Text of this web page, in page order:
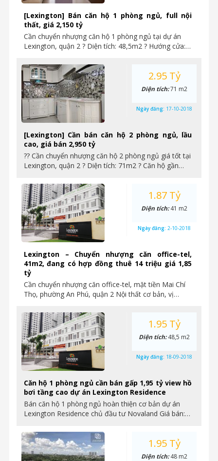
[Lexington] Bán căn hộ 1 phòng ngủ, full nội
thất, giá 2,150 tỷ
Cần chuyển nhượng căn hộ 1 phòng ngủ tại dự án
Lexington, quận 2 ? Diện tích: 48,5m2 ? Hướng cửa:…
[Lexington] Cần bán căn hộ 2 phòng ngủ, lầu
cao, giá bán 2,950 tỷ
?? Cần chuyển nhượng căn hộ 2 phòng ngủ giá tốt tại
Lexington, quận 2 ? Diện tích: 71m2 ? Căn hộ gần…
2.95 Tỷ
Diện tích:71 m2
Ngày đăng: 17-10-2018
Lexington – Chuyển nhượng căn office-tel,
41m2, đang có hợp đồng thuê 14 triệu giá 1,85
tỷ
Cần chuyển nhượng căn office-tel, mặt tiền Mai Chí
Thọ, phường An Phú, quận 2 Nội thất cơ bản, vị…
1.87 Tỷ
Diện tích:41 m2
Ngày đăng: 2-10-2018
Căn hộ 1 phòng ngủ cần bán gấp 1,95 tỷ view hồ
bơi tầng cao dự án Lexington Residence
Bán căn hộ 1 phòng ngủ hoàn thiện cơ bản dự án
Lexington Residence chủ đầu tư Novaland Giá bán:…
1.95 Tỷ
Diện tích:48,5 m2
Ngày đăng: 18-09-2018
1.95 Tỷ
Diện tích:48 m2